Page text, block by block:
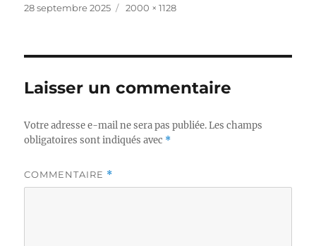
Publié
28 septembre 2025
Taille
2000 × 1128
Laisser un commentaire
Votre adresse e-mail ne sera pas publiée. Les champs
obligatoires sont indiqués avec *
COMMENTAIRE *